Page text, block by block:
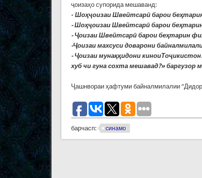
ҷоизаҳо супорида мешаванд:
- Шоҳҷоизаи Швейтсарӣ барои беҳ
- Шоҳҷоизаи Швейтсарӣ барои беҳ
- Ҷоизаи Швейтсарӣ барои беҳтарин
-Ҷоизаи махсуси доварони
- Ҷоизаи мунаққидони киноиТоҷикистон
хуб чи гуна сохта мешавад?» баргузор
Ҷашнвораи ҳафтуми байналмилалии
барчасп: синамо